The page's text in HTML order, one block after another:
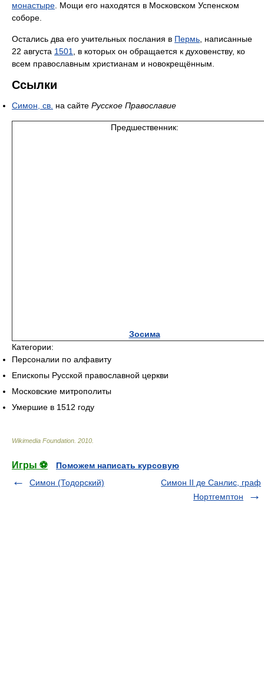
монастыре . Мощи его находятся в Московском Успенском
соборе.
Остались два его учительных послания в Пермь , написанные
22 августа 1501
, в которых он обращается к духовенству, ко
всем православным христианам и новокрещённым.
Ссылки
Симон, св. на сайте Русское Православие
Предшественник:
Зосима
Категории:
Персоналии по алфавиту
Епископы Русской православной церкви
Московские митрополиты
Умершие в 1512 году
Wikimedia Foundation 2010
Игры ⚽
Поможем написать курсовую
Симон (Тодорский)
Симон II де Санлис, граф
Нортгемптон